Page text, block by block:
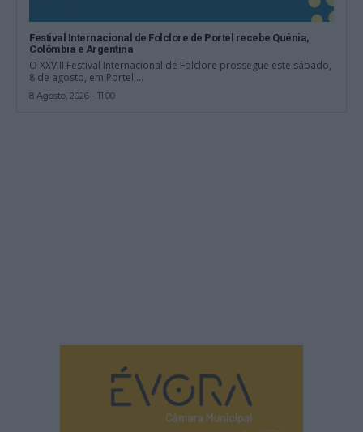
Festival Internacional de Folclore de Portel recebe Quénia,
Colômbia e Argentina
O XXVIII Festival Internacional de Folclore prossegue este sábado,
8 de agosto, em Portel,...
8 Agosto, 2026 - 11:00